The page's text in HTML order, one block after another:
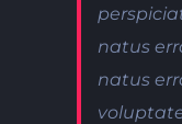
natus
natus